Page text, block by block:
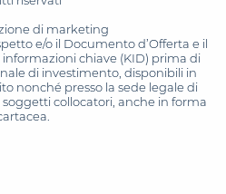
di marketing
e/o il Documento d’Offerta e il
chiave (KID) prima di
di investimento, disponibili in
nonché presso la sede legale di
soggetti collocatori, anche in forma